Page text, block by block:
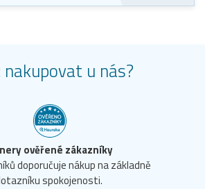
nakupovat u nás?
ověřené zákazníky
doporučuje nákup na základně
spokojenosti.